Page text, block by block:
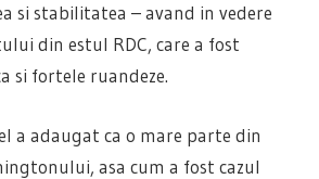
si stabilitatea – avand in vedere
din estul RDC, care a fost
si fortele ruandeze.
a adaugat ca o mare parte din
asa cum a fost cazul